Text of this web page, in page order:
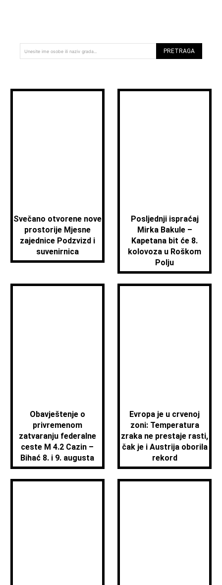
Unesite ime osobe ili naziv grada... PRETRAGA
Svečano otvorene nove
prostorije Mjesne
zajednice Podzvizd i
suvenirnica
Posljednji ispraćaj
Mirka Bakule –
Kapetana bit će 8.
kolovoza u Roškom
Polju
Obavještenje o
privremenom
zatvaranju federalne
ceste M 4.2 Cazin –
Bihać 8. i 9. augusta
Evropa je u crvenoj
zoni: Temperatura
zraka ne prestaje rasti,
čak je i Austrija oborila
rekord